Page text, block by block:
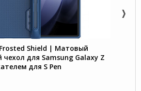
Shield | Матовый
чехол для Samsung Galaxy Z
для S Pen